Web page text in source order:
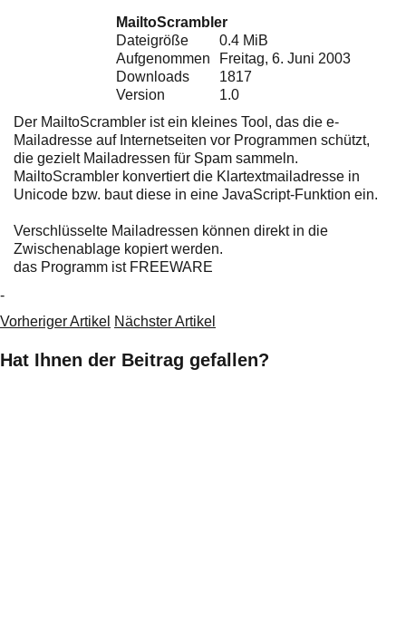
MailtoScrambler
Dateigröße
0.4 MiB
Aufgenommen
Freitag, 6. Juni 2003
Downloads
1817
Version
1.0
Der MailtoScrambler ist ein kleines Tool, das die e-
Mailadresse auf Internetseiten vor Programmen schützt,
die gezielt Mailadressen für Spam sammeln.
MailtoScrambler konvertiert die Klartextmailadresse in
Unicode bzw. baut diese in eine JavaScript-Funktion ein.
Verschlüsselte Mailadressen können direkt in die
Zwischenablage kopiert werden.
das Programm ist FREEWARE
-
Vorheriger Artikel Nächster Artikel
Hat Ihnen der Beitrag gefallen?
E-Mail bestätigen